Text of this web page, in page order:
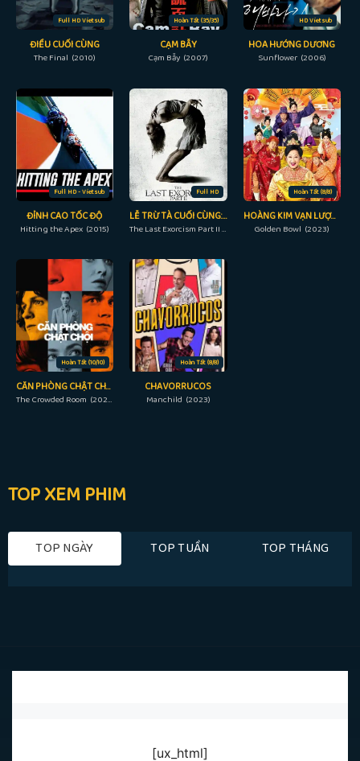
Full HD Vietsub
ĐIỀU CUỐI CÙNG
The Final (2010)
Hoàn Tất (35/35)
CẠM BẪY
Cạm Bẫy (2007)
HD Vietsub
HOA HƯỚNG DƯƠNG
Sunflower (2006)
Full HD - Vietsub
ĐỈNH CAO TỐC ĐỘ
Hitting the Apex (2015)
Full HD
LỄ TRỪ TÀ CUỐI CÙNG: PHẦN 2
The Last Exorcism Part II (2013)
Hoàn Tất (8/8)
HOÀNG KIM VẠN LƯỢNG
Golden Bowl (2023)
Hoàn Tất (10/10)
CĂN PHÒNG CHẬT CHỘI
The Crowded Room (2023)
Hoàn Tất (8/8)
CHAVORRUCOS
Manchild (2023)
TOP XEM PHIM
TOP NGÀY TOP TUẦN TOP THÁNG